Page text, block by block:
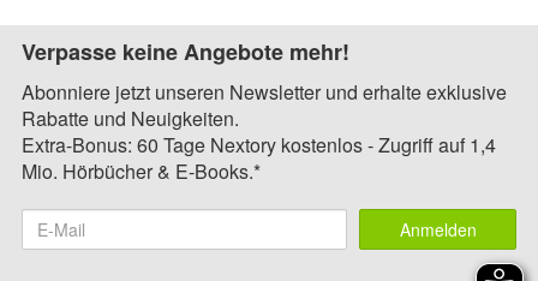
Verpasse keine Angebote mehr!
Abonniere jetzt unseren Newsletter und erhalte exklusive
Rabatte und Neuigkeiten.
Extra-Bonus: 60 Tage Nextory kostenlos - Zugriff auf 1,4
Mio. Hörbücher & E-Books.*
Anmelden